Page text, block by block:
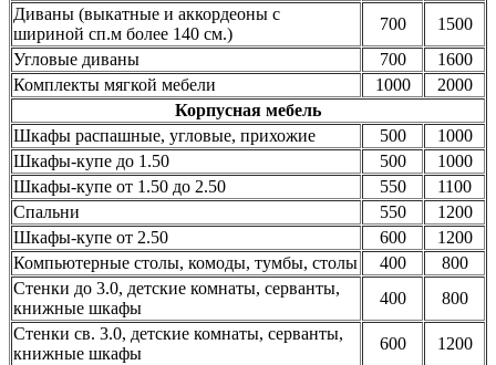
Диваны (выкатные и аккордеоны с
шириной сп.м более 140 см.)
700
1500
Угловые диваны
700
1600
Комплекты мягкой мебели
1000
2000
Корпусная мебель
Шкафы распашные, угловые, прихожие
500
1000
Шкафы-купе до 1.50
500
1000
Шкафы-купе от 1.50 до 2.50
550
1100
Спальни
550
1200
Шкафы-купе от 2.50
600
1200
Компьютерные столы, комоды, тумбы, столы
400
800
Стенки до 3.0, детские комнаты, серванты,
книжные шкафы
400
800
Стенки св. 3.0, детские комнаты, серванты,
книжные шкафы
600
1200